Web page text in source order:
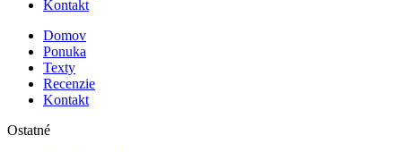
Kontakt
Domov
Ponuka
Texty
Recenzie
Kontakt
Ostatné